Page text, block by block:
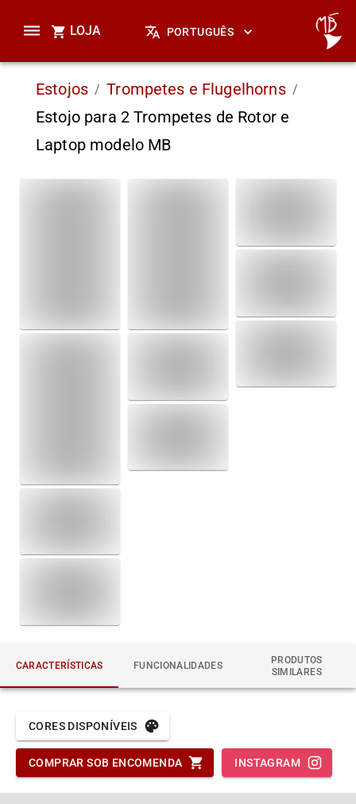
LOJA PORTUGUÊS
Estojos / Trompetes e Flugelhorns /
Estojo para 2 Trompetes de Rotor e
Laptop modelo MB
CARACTERÍSTICAS FUNCIONALIDADES
PRODUTOS
SIMILARES
CORES DISPONÍVEIS
COMPRAR SOB ENCOMENDA INSTAGRAM